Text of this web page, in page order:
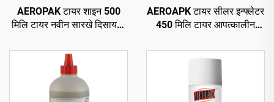
AEROPAK टायर शाइन 500
मिलि टायर नवीन सारखे दिसायला
AEROAPK टायर सीलर इन्फ्लेटर
450 मिलि टायर आपत्कालीन
वायू भरणे